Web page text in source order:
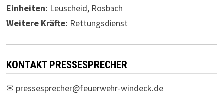
Einheiten: Leuscheid, Rosbach
Weitere Kräfte: Rettungsdienst
KONTAKT PRESSESPRECHER
✉ pressesprecher@feuerwehr-windeck.de